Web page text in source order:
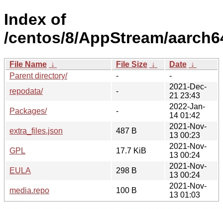
Index of
/centos/8/AppStream/
File Name ↓ File Size ↓ Date ↓
Parent directory/
-
-
repodata/
-
2021-Dec-
21 23:43
Packages/
-
2022-Jan-
14 01:42
extra_files.json
487 B
2021-Nov-
13 00:23
GPL
17.7 KiB
2021-Nov-
13 00:24
EULA
298 B
2021-Nov-
13 00:24
media.repo
100 B
2021-Nov-
13 01:03